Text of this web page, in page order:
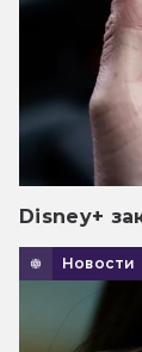
Disney+
Новости